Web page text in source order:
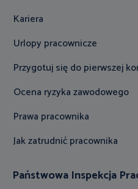
Kariera
Urlopy pracownicze
Przygotuj się do pierwszej
Ocena ryzyka zawodowego
Prawa pracownika
Jak zatrudnić pracownika
Państwowa Inspekcja